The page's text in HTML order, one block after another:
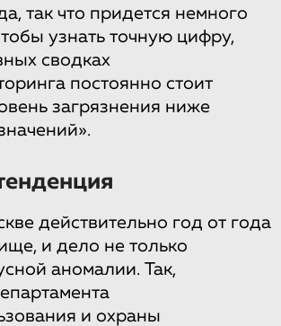
так что придется немного
узнать точную цифру,
сводках
постоянно стоит
загрязнения ниже
действительно год от года
и дело не только
аномалии. Так,
и охраны